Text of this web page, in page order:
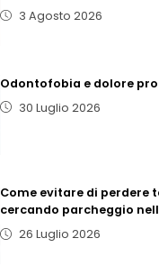
3 Agosto 2026
Odontofobia e dolore
30 Luglio 2026
Come evitare di perdere
cercando parcheggio
26 Luglio 2026